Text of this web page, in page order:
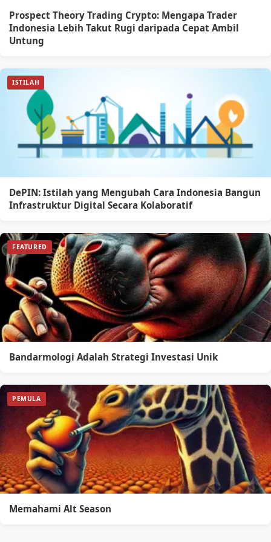
Prospect Theory Trading Crypto: Mengapa Trader
Indonesia Lebih Takut Rugi daripada Cepat Ambil
Untung
ISTILAH
DePIN: Istilah yang Mengubah Cara Indonesia Bangun
Infrastruktur Digital Secara Kolaboratif
FEATURED
Bandarmologi Adalah Strategi Investasi Unik
PEMULA
Memahami Alt Season